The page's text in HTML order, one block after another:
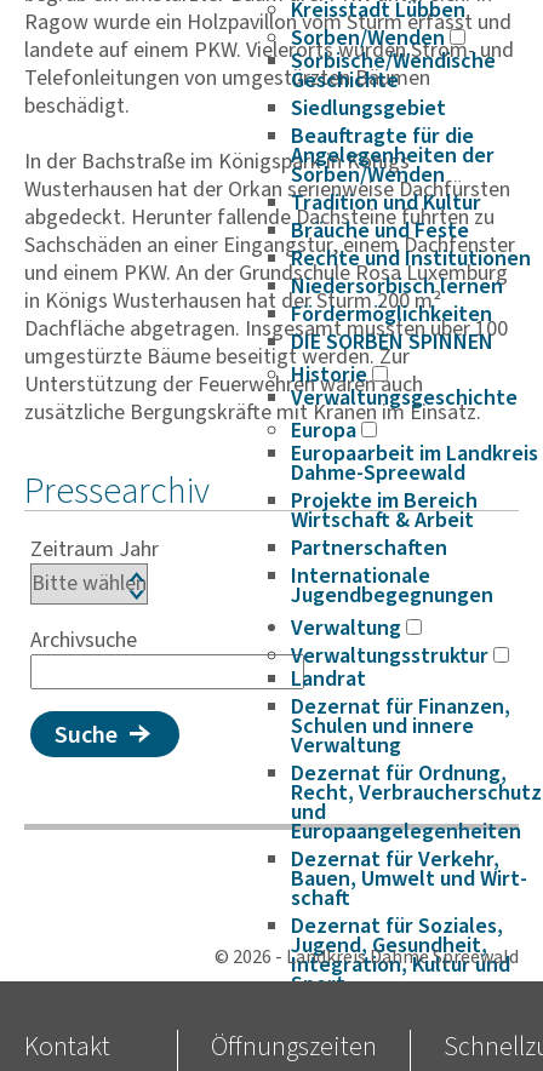
Kreisstadt Lübben
Sorben/Wenden
Sorbische/Wendische
Geschichte
Siedlungsgebiet
Beauftragte für die
Angelegenheiten der
Sorben/Wenden
Tradition und Kultur
Bräuche und Feste
Rechte und Institutionen
Niedersorbisch lernen
Fördermöglichkeiten
DIE SORBEN SPINNEN
Historie
Verwaltungsgeschichte
Europa
Europaarbeit im Landkreis
Dahme-Spreewald
Projekte im Bereich
Wirtschaft & Arbeit
Partnerschaften
Internationale
Jugendbegegnungen
Verwaltung
Verwaltungsstruktur
Landrat
Dezernat für Finanzen,
Schulen und innere
Verwaltung
Dezernat für Ordnung,
Recht, Verbraucherschutz
und
Europaangelegenheiten
Dezernat für Verkehr,
Bauen, Umwelt und Wirt­
schaft
Dezernat für Soziales,
Jugend, Gesundheit,
Integration, Kultur und
Sport
Amtsblätter
Ragow wurde ein Holzpavillon vom Sturm erfasst und
landete auf einem PKW. Vielerorts wurden Strom- und
Telefonleitungen von umgestürzten Bäumen
beschädigt.
In der Bachstraße im Königspark in Königs
Wusterhausen hat der Orkan serienweise Dachfürsten
abgedeckt. Herunter fallende Dachsteine führten zu
Sachschäden an einer Eingangstür, einem Dachfenster
und einem PKW. An der Grundschule Rosa Luxemburg
in Königs Wusterhausen hat der Sturm 200 m²
Dachfläche abgetragen. Insgesamt mussten über 100
umgestürzte Bäume beseitigt werden. Zur
Unterstützung der Feuerwehren waren auch
zusätzliche Bergungskräfte mit Kränen im Einsatz.
Pressearchiv
Zeitraum Jahr
Archivsuche
Suche
© 2026 - Landkreis Dahme Spreewald
Kontakt Öffnungszeiten